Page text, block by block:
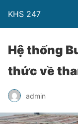
KHS 247
Hệ thống
thức về
admin